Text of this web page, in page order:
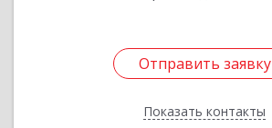
Отправить заявку
Показать контакты
Отправить заявку
Назад